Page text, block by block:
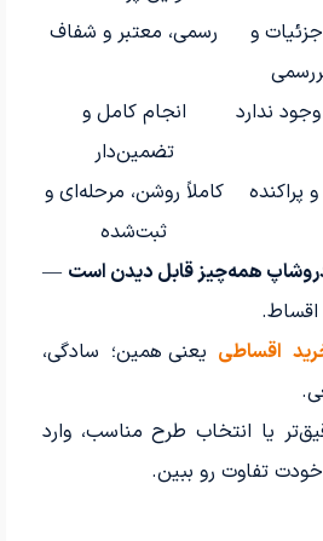
و
رسمی، معتبر و شفاف
ندارد
انجام کامل و
تضمین‌دار
پراکنده
کاملاً روشن، مرحله‌ای و
ثبت‌شده
همه‌چیز قابل دیدن است —
اقساط.
اقساطی یعنی همین؛ سادگی،
یا انتخاب طرح مناسب، وارد
تفاوت رو ببین.